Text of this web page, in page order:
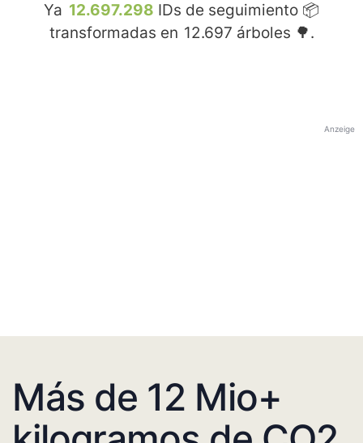
Ya 12.697.298 IDs de seguimiento 📦
transformadas en 12.697 árboles 🌳.
Anzeige
Más de 12 Mio+